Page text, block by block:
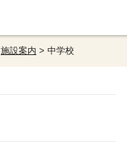
施設案内 > 中学校